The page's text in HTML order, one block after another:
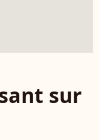
sur